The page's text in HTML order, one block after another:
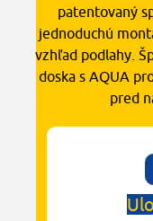
patentovaný
jednoduchú
vzhľad podlahy.
doska s AQUA
pred